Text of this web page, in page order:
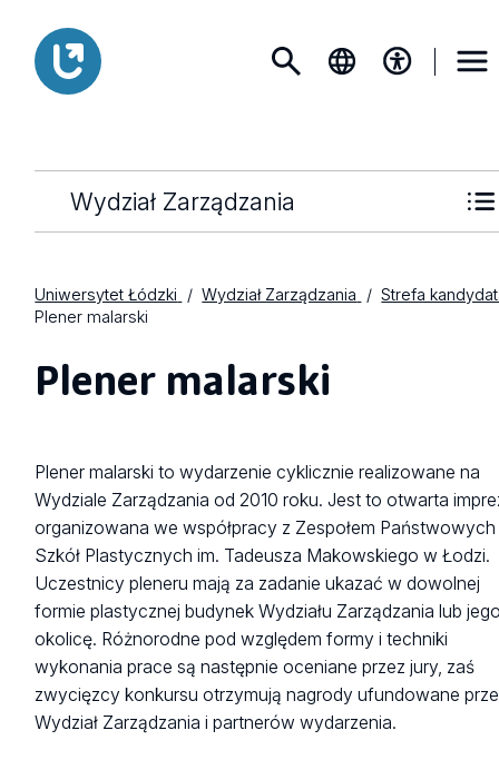
Wydział Zarządzania
Uniwersytet Łódzki Wydział Zarządzania
Strefa
Plener malarski
Plener malarski
Plener malarski to wydarzenie cyklicznie realizowane na
Wydziale Zarządzania od 2010 roku. Jest to otwarta
organizowana we współpracy z Zespołem Państwowych
Szkół Plastycznych im. Tadeusza Makowskiego w Łodzi.
Uczestnicy pleneru mają za zadanie ukazać w dowolnej
formie plastycznej budynek Wydziału Zarządzania lub
okolicę. Różnorodne pod względem formy i techniki
wykonania prace są następnie oceniane przez jury, zaś
zwycięzcy konkursu otrzymują nagrody ufundowane
Wydział Zarządzania i partnerów wydarzenia.